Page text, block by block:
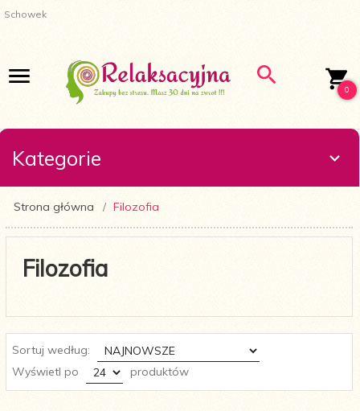
Schowek
0
Kategorie
Strona główna Filozofia
Filozofia
Sortuj według:
sort
Wyświetl po
pop produktów